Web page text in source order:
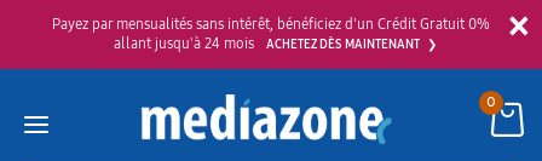
×
Payez par mensualités sans intérêt, bénéficiez d'un Crédit Gratuit 0%
allant jusqu'à 24 mois
ACHETEZ DÈS MAINTENANT
0